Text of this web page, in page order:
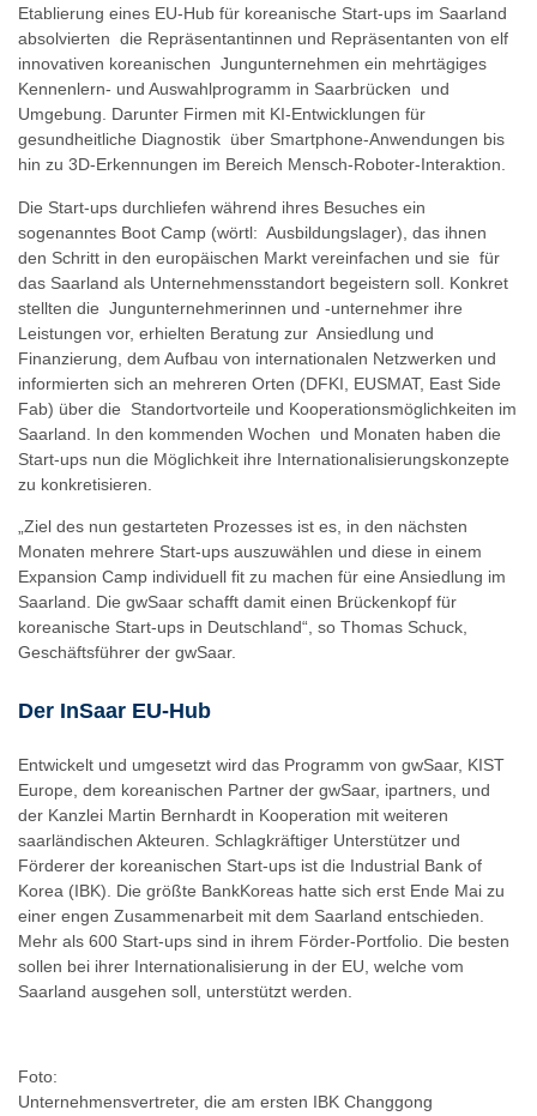
Etablierung eines EU-Hub für koreanische Start-ups im Saarland
absolvierten die Repräsentantinnen und Repräsentanten von elf
innovativen koreanischen Jungunternehmen ein mehrtägiges
Kennenlern- und Auswahlprogramm in Saarbrücken und
Umgebung. Darunter Firmen mit KI-Entwicklungen für
gesundheitliche Diagnostik über Smartphone-Anwendungen bis
hin zu 3D-Erkennungen im Bereich Mensch-Roboter-Interaktion.
Die Start-ups durchliefen während ihres Besuches ein
sogenanntes Boot Camp (wörtl: Ausbildungslager), das ihnen
den Schritt in den europäischen Markt vereinfachen und sie für
das Saarland als Unternehmensstandort begeistern soll. Konkret
stellten die Jungunternehmerinnen und -unternehmer ihre
Leistungen vor, erhielten Beratung zur Ansiedlung und
Finanzierung, dem Aufbau von internationalen Netzwerken und
informierten sich an mehreren Orten (DFKI, EUSMAT, East Side
Fab) über die Standortvorteile und Kooperationsmöglichkeiten im
Saarland. In den kommenden Wochen und Monaten haben die
Start-ups nun die Möglichkeit ihre Internationalisierungskonzepte
zu konkretisieren.
„Ziel des nun gestarteten Prozesses ist es, in den nächsten
Monaten mehrere Start-ups auszuwählen und diese in einem
Expansion Camp individuell fit zu machen für eine Ansiedlung im
Saarland. Die gwSaar schafft damit einen Brückenkopf für
koreanische Start-ups in Deutschland“, so Thomas Schuck,
Geschäftsführer der gwSaar.
Der InSaar EU-Hub
Entwickelt und umgesetzt wird das Programm von gwSaar, KIST
Europe, dem koreanischen Partner der gwSaar, ipartners, und
der Kanzlei Martin Bernhardt in Kooperation mit weiteren
saarländischen Akteuren. Schlagkräftiger Unterstützer und
Förderer der koreanischen Start-ups ist die Industrial Bank of
Korea (IBK). Die größte BankKoreas hatte sich erst Ende Mai zu
einer engen Zusammenarbeit mit dem Saarland entschieden.
Mehr als 600 Start-ups sind in ihrem Förder-Portfolio. Die besten
sollen bei ihrer Internationalisierung in der EU, welche vom
Saarland ausgehen soll, unterstützt werden.
Foto:
Unternehmensvertreter, die am ersten IBK Changgong